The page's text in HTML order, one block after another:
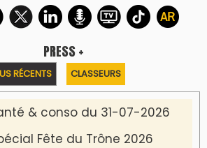
PRESS +
RÉCENTS CLASSEURS
& conso du 31-07-2026
Fête du Trône 2026